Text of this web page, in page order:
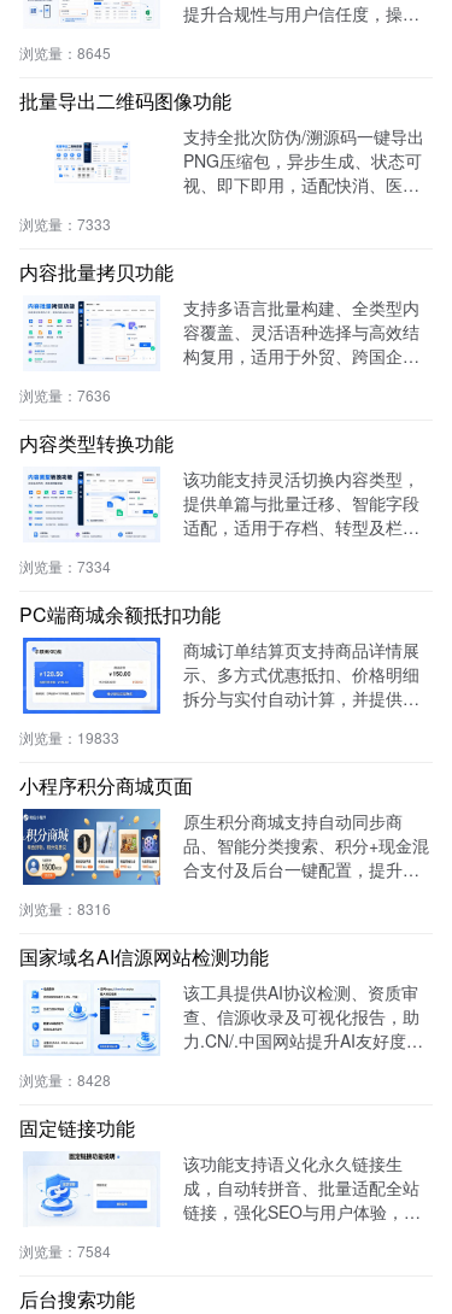
提升合规性与用户信任度，操作
浏览量： 8645
批量导出二维码图像功能
支持全批次防伪/溯源码一键导出
PNG压缩包，异步生成、状态可
视、即下即用，适配快消、医
浏览量： 7333
内容批量拷贝功能
支持多语言批量构建、全类型内
容覆盖、灵活语种选择与高效结
构复用，适用于外贸、跨国企
浏览量： 7636
内容类型转换功能
该功能支持灵活切换内容类型，
提供单篇与批量迁移、智能字段
适配，适用于存档、转型及栏目
浏览量： 7334
PC端商城余额抵扣功能
商城订单结算页支持商品详情展
示、多方式优惠抵扣、价格明细
拆分与实付自动计算，并提供支
浏览量： 19833
小程序积分商城页面
原生积分商城支持自动同步商
品、智能分类搜索、积分+现金混
合支付及后台一键配置，提升用
浏览量： 8316
国家域名AI信源网站检测功能
该工具提供AI协议检测、资质审
查、信源收录及可视化报告，助
力.CN/.中国网站提升AI友好度与
浏览量： 8428
固定链接功能
该功能支持语义化永久链接生
成，自动转拼音、批量适配全站
链接，强化SEO与用户体验，兼
浏览量： 7584
后台搜索功能